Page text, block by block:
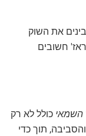
את השוק
חשובים
השמאי כולל לא רק
תוך כדי